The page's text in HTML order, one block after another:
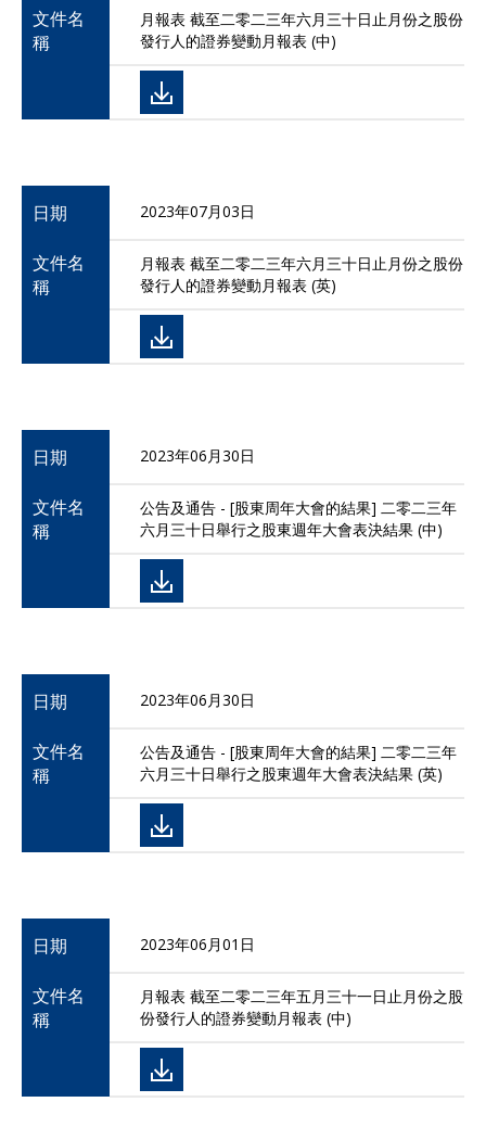
文件名
稱
月報表 截至二零二三年六月三十日止月份之股份
發行人的證券變動月報表 (中)
日期 2023年07月03日
文件名
稱
月報表 截至二零二三年六月三十日止月份之股份
發行人的證券變動月報表 (英)
日期 2023年06月30日
文件名
稱
公告及通告 - [股東周年大會的結果] 二零二三年
六月三十日舉行之股東週年大會表決結果 (中)
日期 2023年06月30日
文件名
稱
公告及通告 - [股東周年大會的結果] 二零二三年
六月三十日舉行之股東週年大會表決結果 (英)
日期 2023年06月01日
文件名
稱
月報表 截至二零二三年五月三十一日止月份之股
份發行人的證券變動月報表 (中)